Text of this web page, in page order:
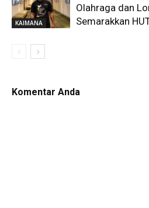
KAIMANA
Olahraga dan
Semarakkan
Komentar Anda